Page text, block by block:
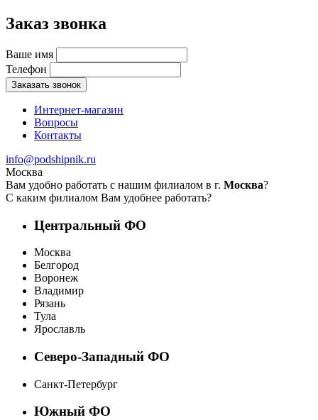
Заказ звонка
Ваше имя
Телефон
Заказать звонок
Интернет-магазин
Вопросы
Контакты
info@podshipnik.ru
Москва
Вам удобно работать с нашим филиалом в г. Москва?
С каким филиалом Вам удобнее работать?
Центральный ФО
Москва
Белгород
Воронеж
Владимир
Рязань
Тула
Ярославль
Северо-Западный ФО
Санкт-Петербург
Южный ФО